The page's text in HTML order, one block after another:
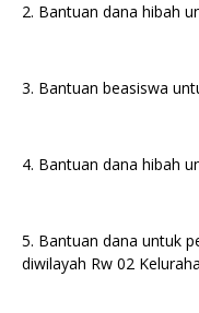
2. Bantuan dana hibah
3. Bantuan beasiswa
4. Bantuan dana hibah
5. Bantuan dana untuk
diwilayah Rw 02